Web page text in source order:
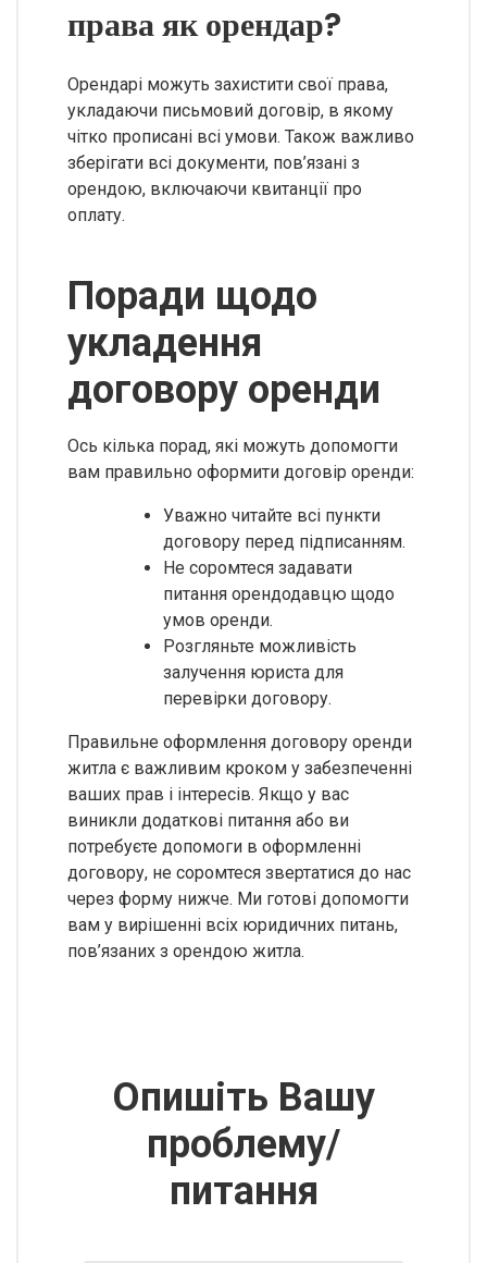
права як орендар?
Орендарі можуть захистити свої права,
укладаючи письмовий договір, в якому
чітко прописані всі умови. Також важливо
зберігати всі документи, пов’язані з
орендою, включаючи квитанції про
оплату.
Поради щодо
укладення
договору оренди
Ось кілька порад, які можуть допомогти
вам правильно оформити договір оренди:
Уважно читайте всі пункти
договору перед підписанням.
Не соромтеся задавати
питання орендодавцю щодо
умов оренди.
Розгляньте можливість
залучення юриста для
перевірки договору.
Правильне оформлення договору оренди
житла є важливим кроком у забезпеченні
ваших прав і інтересів. Якщо у вас
виникли додаткові питання або ви
потребуєте допомоги в оформленні
договору, не соромтеся звертатися до нас
через форму нижче. Ми готові допомогти
вам у вирішенні всіх юридичних питань,
пов’язаних з орендою житла.
Опишіть Вашу
проблему/
питання